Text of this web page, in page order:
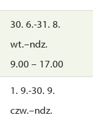
28 – 20
(ostatnia
1 listopada
15:00)
30. 6.-31. 8.
wt.–ndz.
9.00 – 17.00
1. 9.-30. 9.
czw.–ndz.